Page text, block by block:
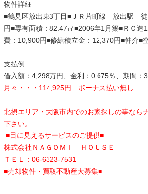
物件詳細
■鶴見区放出東3丁目■ＪＲ片町線 放出駅 徒
円■専有面積：82.47㎡■2006年1月築■ＲＣ造
費：10,900円■修繕積立金：12,370円■仲介■
支払例
借入額：4,298万円、金利：0.675％、期間：
月々・・・114,925円 ボーナス払い無し
北摂エリア・大阪市内でのお家探しの事なら
下さい。
■目に見えるサービスのご提供■
株式会社ＮＡＧＯＭＩ ＨＯＵＳＥ
ＴＥＬ：06-6323-7531
■売却物件・買取不動産大募集■